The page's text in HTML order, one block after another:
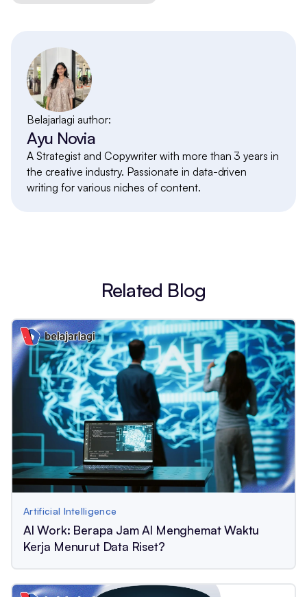
Belajarlagi author:
Ayu Novia
A Strategist and Copywriter with more than 3 years in
the creative industry. Passionate in data-driven
writing for various niches of content.
Related Blog
Artificial Intelligence
AI Work: Berapa Jam AI Menghemat Waktu
Kerja Menurut Data Riset?